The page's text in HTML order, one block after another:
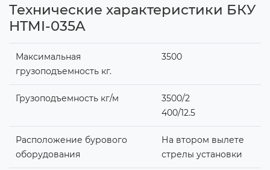
Технические характеристики БКУ
HTMI-035A
Максимальная
грузоподъемность кг.
3500
Грузоподъемность кг/м
3500/2
400/12.5
Расположение бурового
оборудования
На втором вылете
стрелы установки